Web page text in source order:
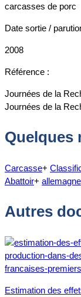
carcasses de porc
Date sortie /
2008
Référence :
Journées de la
Journées de la
Quelques
Carcasse+
Abattoir+ allemagne
Autres
Estimation des